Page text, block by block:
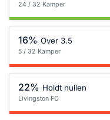
24 / 32 Kamper
16% Over 3.5
5 / 32 Kamper
22% Holdt nullen
Livingston FC